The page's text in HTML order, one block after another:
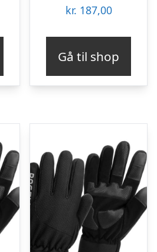
kr. 187,00
Gå til shop